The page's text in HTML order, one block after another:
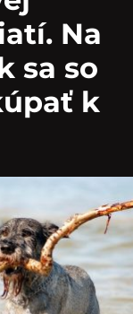
Na
sa so
k